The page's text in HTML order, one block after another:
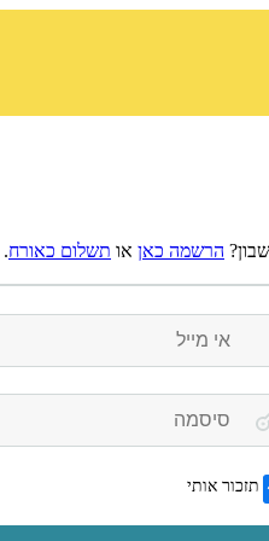
הרשמה כאן או תשלום כאורח.
תזכור אותי